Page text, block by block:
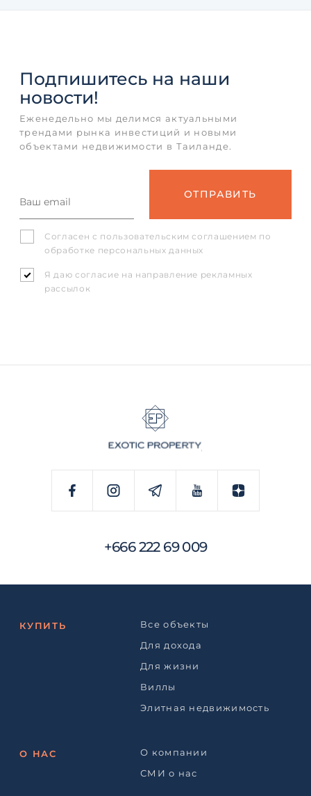
Подпишитесь на наши
новости!
Еженедельно мы делимся актуальными
трендами рынка инвестиций и новыми
объектами недвижимости в Таиланде.
Согласен с пользовательским соглашением по
обработке персональных данных
Я даю согласие на направление рекламных
рассылок
+666 222 69 009
КУПИТЬ
Все объекты
Для дохода
Для жизни
Виллы
Элитная недвижимость
О НАС
О компании
СМИ о нас